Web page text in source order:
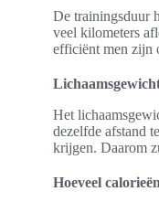
De trainingsduur
veel kilometers
efficiënt men zijn
Het
dezelfde afstand
krijgen. Daarom
Hoeveel